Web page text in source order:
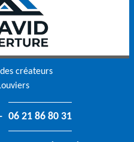
créateurs
06 21 86 80 31